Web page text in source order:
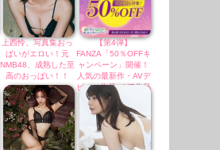
上西怜、写真集おっ
ぱいがエロい！元
NMB48、成熟した至
高のおっぱい！！
【第4弾】
FANZA「50％OFFキ
ャンペーン」開催！
人気の最新作・AVデ
ビュー作品、VR作品
が期間限定セール
中！